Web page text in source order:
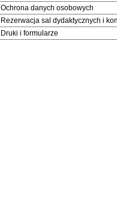
Ochrona danych osobowych
Rezerwacja sal dydaktycznych i
Druki i formularze